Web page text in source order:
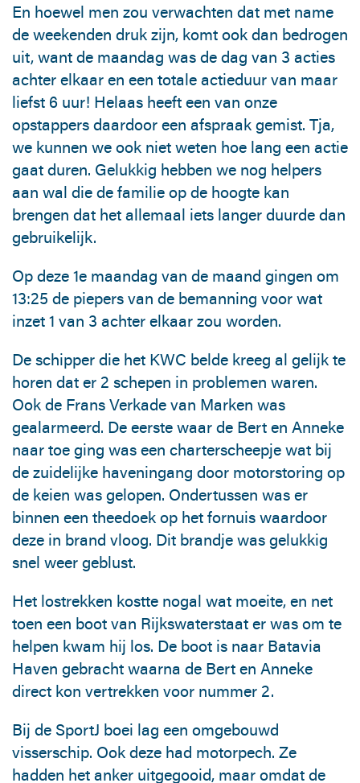
En hoewel men zou verwachten dat met name
de weekenden druk zijn, komt ook dan bedrogen
uit, want de maandag was de dag van 3 acties
achter elkaar en een totale actieduur van maar
liefst 6 uur! Helaas heeft een van onze
opstappers daardoor een afspraak gemist. Tja,
we kunnen we ook niet weten hoe lang een actie
gaat duren. Gelukkig hebben we nog helpers
aan wal die de familie op de hoogte kan
brengen dat het allemaal iets langer duurde dan
gebruikelijk.
Op deze 1e maandag van de maand gingen om
13:25 de piepers van de bemanning voor wat
inzet 1 van 3 achter elkaar zou worden.
De schipper die het KWC belde kreeg al gelijk te
horen dat er 2 schepen in problemen waren.
Ook de Frans Verkade van Marken was
gealarmeerd. De eerste waar de Bert en Anneke
naar toe ging was een charterscheepje wat bij
de zuidelijke haveningang door motorstoring op
de keien was gelopen. Ondertussen was er
binnen een theedoek op het fornuis waardoor
deze in brand vloog. Dit brandje was gelukkig
snel weer geblust.
Het lostrekken kostte nogal wat moeite, en net
toen een boot van Rijkswaterstaat er was om te
helpen kwam hij los. De boot is naar Batavia
Haven gebracht waarna de Bert en Anneke
direct kon vertrekken voor nummer 2.
Bij de SportJ boei lag een omgebouwd
visserschip. Ook deze had motorpech. Ze
hadden het anker uitgegooid, maar omdat de